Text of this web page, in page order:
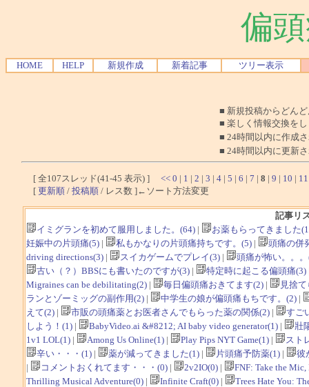
偏
HOME HELP 新規作成 新着記事 ツリー表示
■ 新規投稿からどん
■ 楽しく情報交換を
■ 24時間以内に作成
■ 24時間以内に更新
[ 全107スレッド(41-45 表示) ] << 0 | 1 | 2 | 3 | 4 | 5 | 6 | 7 | 8 | 9 | 10 | 11
[ 更新順 / 投稿順 / レス数 ]←ソート方法変更
記事リ
イミグランを初めて服用しました。(64)|
お薬もらってきました
妊娠中の片頭痛(5)| 私もかなりの片頭痛持ちです。(5)|
頭痛の併
driving directions(3)| スイカゲームでプレイ(3)|
頭痛が怖い。。
古い（？）BBSにも書いたのですが(3)| 特定時に起こる偏頭痛(3)
Migraines can be debilitating(2)| 毎日偏頭痛おきてます(2)|
見捨
ランとゾーミッグの副作用(2)| 中学生の娘が偏頭痛もちです。(2)|
えて(2)| 市販の頭痛薬とお医者さんでもらった薬の関係(2)|
すご
しよう！(1)| BabyVideo.ai &#8212; AI baby video generator(1)|
壯
1v1 LOL(1)| Among Us Online(1)| Play Pips NYT Game(1)|
スト
辛い・・・(1)| 薬が減ってきました(1)| 片頭痛予防薬(1)|
彼
|
コメントおくれてます・・・(0)| 2v2IO(0)|
FNF: Take the
Thrilling Musical Adventure(0)| Infinite Craft(0)|
Trees Hate You: